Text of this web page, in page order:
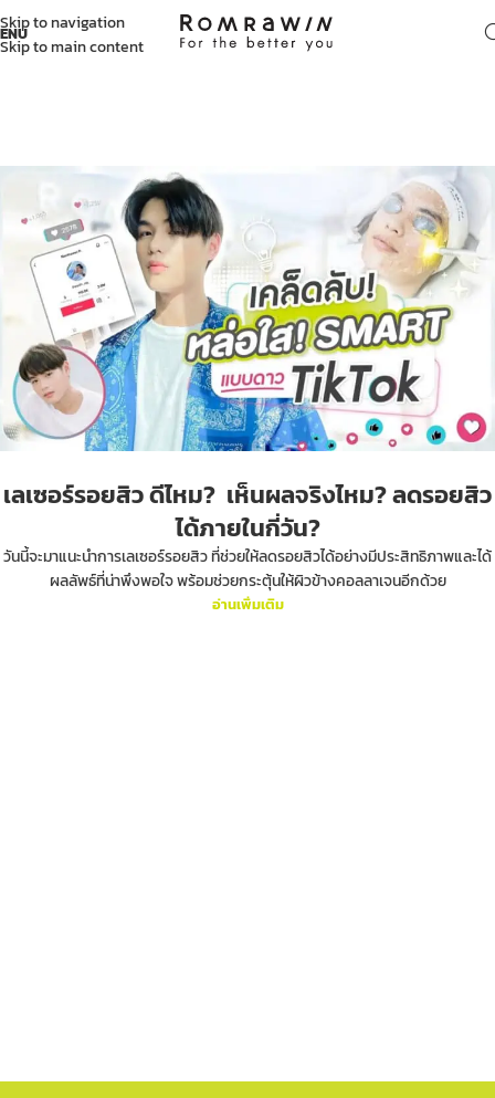
Skip to navigation
Skip to main content
เลเซอร์รอยสิว ดีไหม? เห็นผลจริงไหม? ลดรอยสิว
ได้ภายในกี่วัน?
วันนี้จะมาแนะนำการเลเซอร์รอยสิว ที่ช่วยให้ลดรอยสิวได้อย่างมีประสิทธิภาพและได้
ผลลัพธ์ที่น่าพึงพอใจ พร้อมช่วยกระตุ้นให้ผิวข้างคอลลาเจนอีกด้วย
อ่านเพิ่มเติม